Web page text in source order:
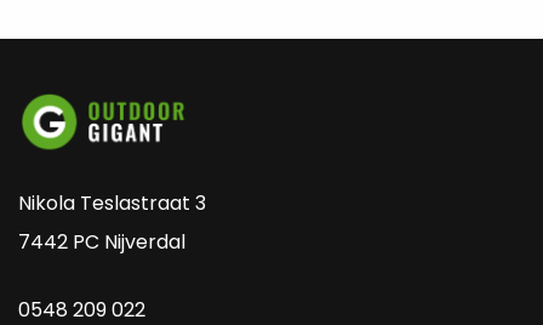
Nikola Teslastraat 3
7442 PC Nijverdal
0548 209 022